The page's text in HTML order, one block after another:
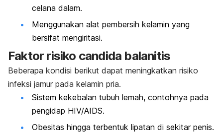
celana dalam.
Menggunakan alat pembersih kelamin yang
bersifat mengiritasi.
Faktor risiko candida balanitis
Beberapa kondisi berikut dapat meningkatkan risiko
infeksi jamur pada kelamin pria.
Sistem kekebalan tubuh lemah, contohnya pada
pengidap HIV/AIDS.
Obesitas hingga terbentuk lipatan di sekitar penis.